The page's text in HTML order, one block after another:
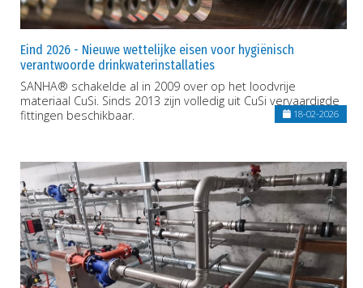
Eind 2026 - Nieuwe wettelijke eisen voor hygiënisch
verantwoorde drinkwaterinstallaties
SANHA® schakelde al in 2009 over op het loodvrije
materiaal CuSi. Sinds 2013 zijn volledig uit CuSi vervaardigde
fittingen beschikbaar.
18-02-2026